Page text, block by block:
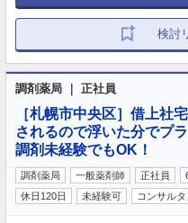
検討
調剤薬局 ｜ 正社員
［札幌市中央区］借上社
されるので浮いた分でプ
調剤未経験でもOK！
調剤薬局 一般薬剤師 正社員
休日120日
未経験可 コンサル